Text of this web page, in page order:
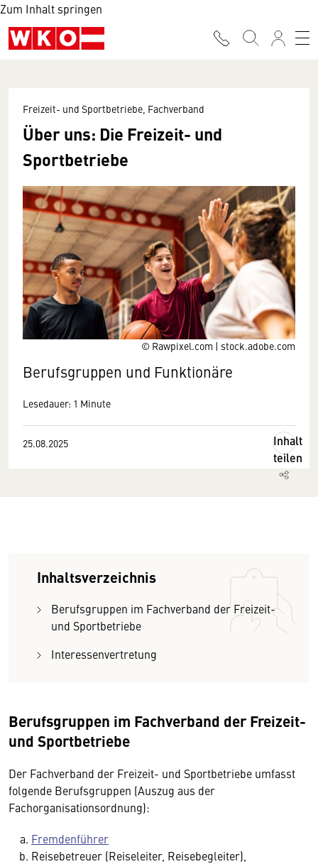
Zum Inhalt springen
© Rawpixel.com | stock.adobe.com
Freizeit- und Sportbetriebe, Fachverband
Über uns: Die Freizeit- und
Sportbetriebe
Berufsgruppen und Funktionäre
Lesedauer: 1 Minute
25.08.2025
Inhalt
teilen
Inhaltsverzeichnis
Berufsgruppen im Fachverband der Freizeit-
und Sportbetriebe
Interessenvertretung
Berufsgruppen im Fachverband der Freizeit-
und Sportbetriebe
Der Fachverband der Freizeit- und Sportbetriebe umfasst
folgende Berufsgruppen (Auszug aus der
Fachorganisationsordnung):
Fremdenführer
Reisebetreuer (Reiseleiter, Reisebegleiter),